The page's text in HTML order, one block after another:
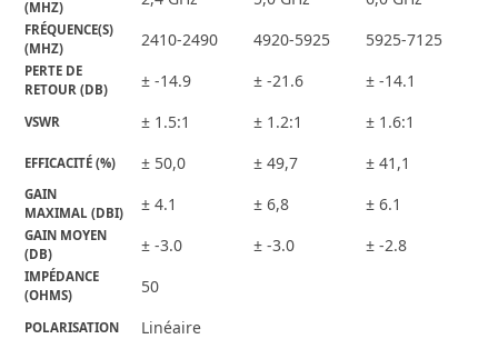
(MHZ)
FRÉQUENCE(S)
(MHZ)
2410-2490 4920-5925 5925-7125
PERTE DE
RETOUR (DB)
± -14.9 ± -21.6 ± -14.1
VSWR ± 1.5:1 ± 1.2:1 ± 1.6:1
EFFICACITÉ (%) ± 50,0 ± 49,7 ± 41,1
GAIN
MAXIMAL (DBI)
± 4.1 ± 6,8 ± 6.1
GAIN MOYEN
(DB)
± -3.0 ± -3.0 ± -2.8
IMPÉDANCE
(OHMS)
50
POLARISATION Linéaire